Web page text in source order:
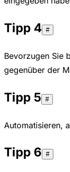
Tipp 4 #
Bevorzugen Sie
gegenüber der
Tipp 5 #
Automatisieren,
Tipp 6 #